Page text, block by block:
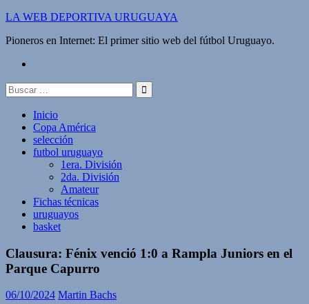
Saltar
contenido
LA WEB DEPORTIVA URUGUAYA
Pioneros en Internet: El primer sitio web del fútbol Uruguayo.
Buscar:
Inicio
Copa América
selección
futbol uruguayo
1era. División
2da. División
Amateur
Fichas técnicas
uruguayos
basket
Clausura: Fénix venció 1:0 a Rampla Juniors en el
Parque Capurro
06/10/2024 Martin Bachs